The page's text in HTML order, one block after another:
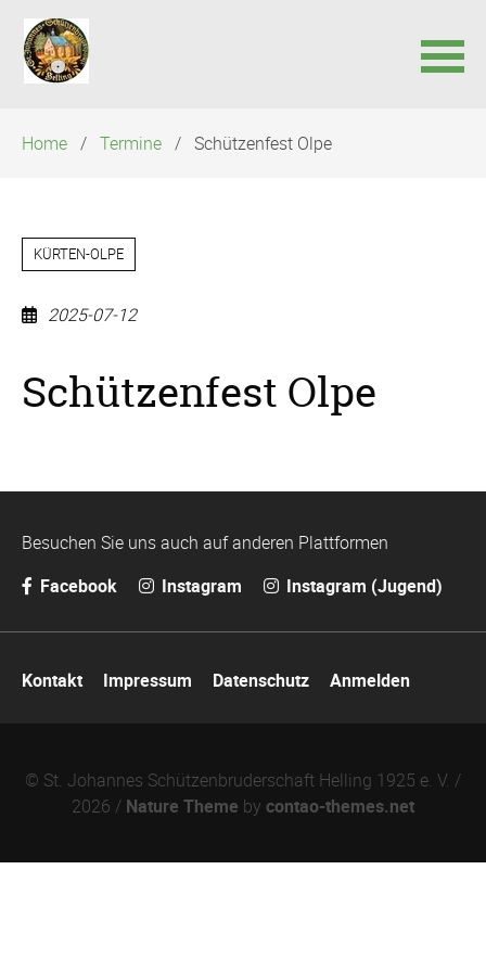
überspringen
Home Termine Schützenfest Olpe
KÜRTEN-OLPE
2025-07-12
Schützenfest Olpe
Besuchen Sie uns auch auf anderen Plattformen
Facebook
Instagram Instagram (Jugend)
überspringen
Kontakt Impressum Datenschutz Anmelden
© St. Johannes Schützenbruderschaft Helling 1925 e. V. /
2026 / Nature Theme by contao-themes.net